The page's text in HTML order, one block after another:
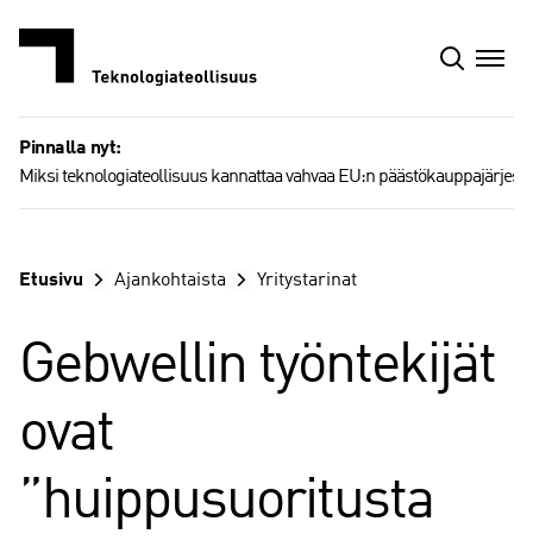
Pinnalla nyt:
Miksi teknologiateollisuus kannattaa vahvaa EU:n
Etusivu Ajankohtaista Yritystarinat
Gebwellin työntekijät
ovat
”huippusuoritusta